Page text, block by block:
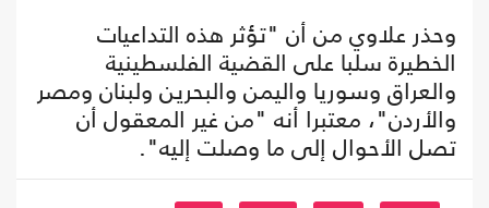
وحذر علاوي من أن "تؤثر هذه التداعيات
الخطيرة سلبا على القضية الفلسطينية
والعراق وسوريا واليمن والبحرين ولبنان ومصر
والأردن"، معتبرا أنه "من غير المعقول أن
تصل الأحوال إلى ما وصلت إليه".